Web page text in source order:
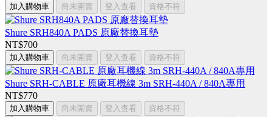
加入購物車 尚未開賣 登入查看 資格不符
Shure SRH840A PADS 原廠替換耳墊
NT$700
加入購物車 尚未開賣 登入查看 資格不符
Shure SRH-CABLE 原廠耳機線 3m SRH-440A / 840A專用
NT$770
加入購物車 尚未開賣 登入查看 資格不符